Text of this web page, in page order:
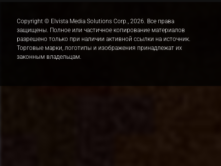
Copyright © Elvista Media Solutions Corp., 2026. Все права
защищены. Полное или частичное копирование материалов
разрешено только при наличии активной ссылки на источник.
Торговые марки, логотипы и изображения принадлежат их
законным владельцам.